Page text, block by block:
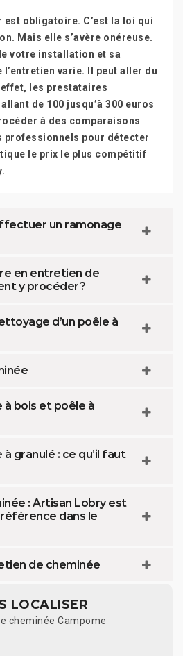
est obligatoire. C’est la loi qui
Mais elle s’avère onéreuse.
votre installation et sa
varie. Il peut aller du
les prestataires
de 100 jusqu’à 300 euros
à des comparaisons
professionnels pour détecter
le prix le plus compétitif
un ramonage
en entretien de
y procéder ?
d’un poêle à
bois et poêle à
granulé : ce qu’il faut
: Artisan Lobry est
dans le
de cheminée
LOCALISER
cheminée Campome